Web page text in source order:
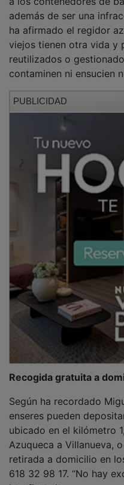
además de ser una
ha afirmado el regidor
viejos tienen otra vida y
reutilizados o
contaminen ni ensucien
Recogida gratuita a
Según ha recordado
enseres pueden
ubicado en el kilómetro
Azuqueca a Villanueva,
retirada a domicilio en
618 32 98 17. “No hay
ha afirmado.